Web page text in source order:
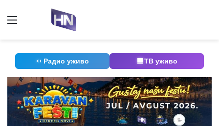
Радио уживо ТВ уживо